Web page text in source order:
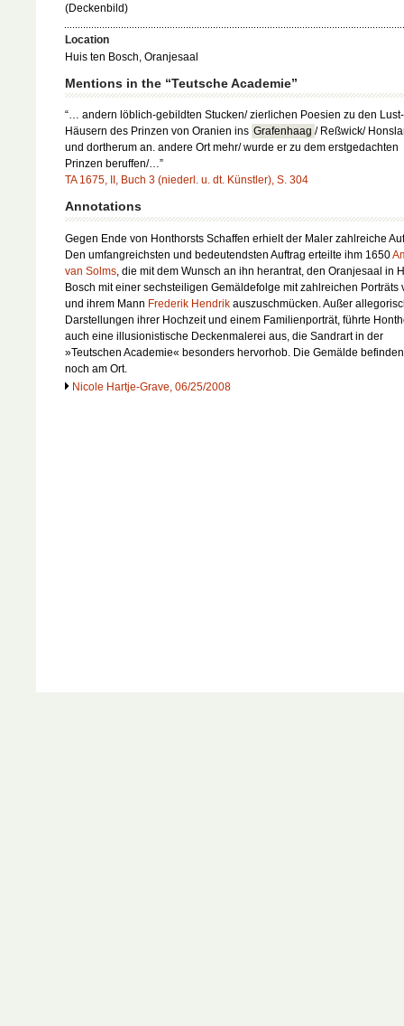
(Deckenbild)
Location
Huis ten Bosch, Oranjesaal
Mentions in the “Teutsche Academie”
“… andern löblich-gebildten Stucken/ zierlichen Poesien zu den Lust-
Häusern des Prinzen von Oranien ins Grafenhaag / Reßwick/
und dortherum an. andere Ort mehr/ wurde er zu dem erstgedachten
Prinzen beruffen/…”
TA 1675, II, Buch 3 (niederl. u. dt. Künstler), S. 304
Annotations
Gegen Ende von Honthorsts Schaffen erhielt der Maler zahlreiche
Den umfangreichsten und bedeutendsten Auftrag erteilte ihm 1650
van Solms , die mit dem Wunsch an ihn herantrat, den Oranjesaal in
Bosch mit einer sechsteiligen Gemäldefolge mit zahlreichen Porträts
und ihrem Mann Frederik Hendrik auszuschmücken. Außer
Darstellungen ihrer Hochzeit und einem Familienporträt, führte
auch eine illusionistische Deckenmalerei aus, die Sandrart in der
»Teutschen Academie« besonders hervorhob. Die Gemälde
noch am Ort.
Nicole Hartje-Grave, 06/25/2008